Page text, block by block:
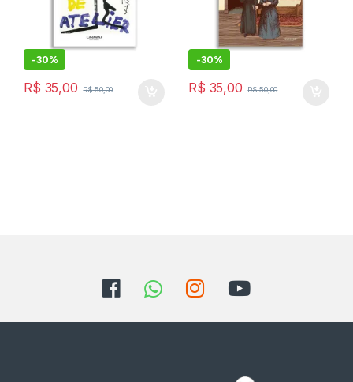
-30%
R$ 35,00 R$50,00
-30%
R$ 35,00 R$50,00